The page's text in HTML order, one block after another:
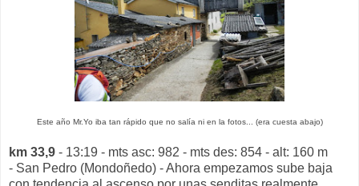
Este año Mr.Yo iba tan rápido que no salía ni en la fotos... (era cuesta abajo)
km 33,9 - 13:19 - mts asc: 982 - mts des: 854 - alt: 160 m
- San Pedro (Mondoñedo) - Ahora empezamos sube baja